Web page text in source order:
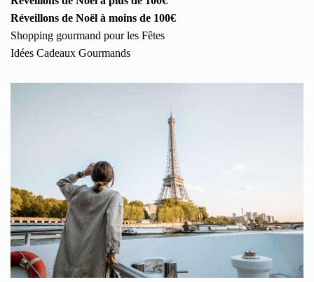
Réveillons de Noël à moins de 100€
Shopping gourmand pour les Fêtes
Idées Cadeaux Gourmands